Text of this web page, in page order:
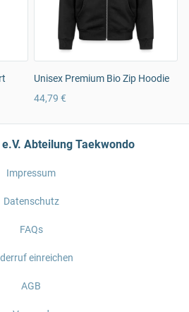
Unisex Premium Bio Zip Hoodie
44,79 €
e.V. Abteilung Taekwondo
Impressum
Datenschutz
FAQs
einreichen
AGB